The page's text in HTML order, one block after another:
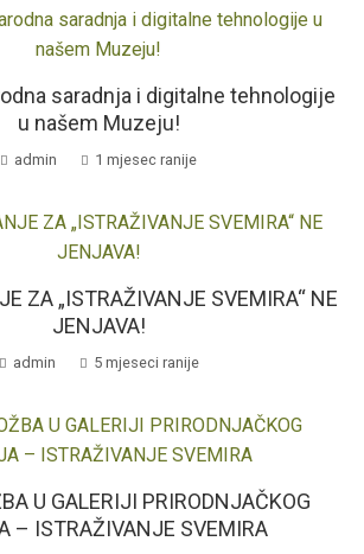
saradnja i digitalne tehnologije
u našem Muzeju!
admin 1 mjesec ranije
ZA „ISTRAŽIVANJE SVEMIRA“ NE
JENJAVA!
admin 5 mjeseci ranije
U GALERIJI PRIRODNJAČKOG
– ISTRAŽIVANJE SVEMIRA